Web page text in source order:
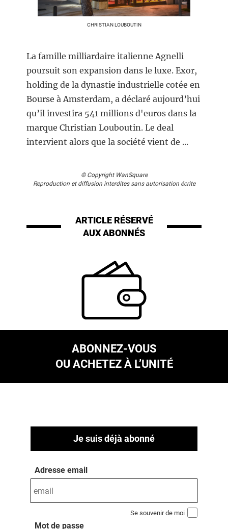
CHRISTIAN LOUBOUTIN
La famille milliardaire italienne Agnelli
poursuit son expansion dans le luxe. Exor,
holding de la dynastie industrielle cotée en
Bourse à Amsterdam, a déclaré aujourd’hui
qu’il investira 541 millions d'euros dans la
marque Christian Louboutin. Le deal
intervient alors que la société vient de ...
© Copyright WanSquare
Reproduction et diffusion interdites sans autorisation écrite
ARTICLE RÉSERVÉ
AUX ABONNÉS
ABONNEZ-VOUS
OU ACHETEZ À L’UNITÉ
Je suis déjà abonné
Adresse email
Se souvenir de moi
Mot de passe